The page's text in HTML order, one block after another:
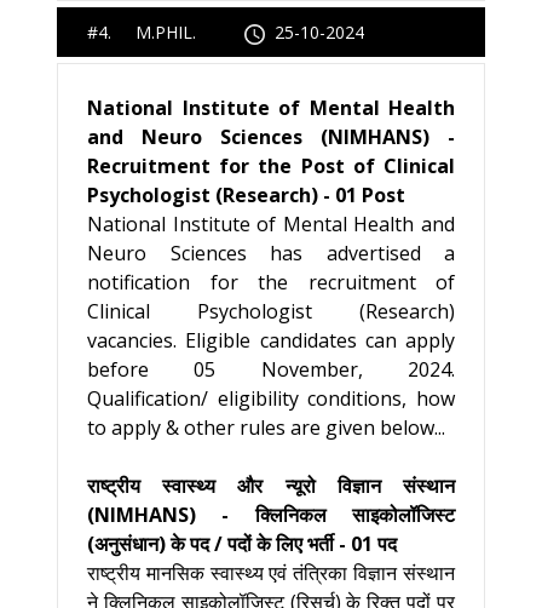
#4. M.PHIL. 25-10-2024
National Institute of Mental Health
and Neuro Sciences (NIMHANS) -
Recruitment for the Post of Clinical
Psychologist (Research) - 01 Post
National Institute of Mental Health and
Neuro Sciences has advertised a
notification for the recruitment of
Clinical Psychologist (Research)
vacancies. Eligible candidates can apply
before 05 November, 2024.
Qualification/ eligibility conditions, how
to apply & other rules are given below...
राष्ट्रीय स्वास्थ्य और न्यूरो विज्ञान संस्थान
(NIMHANS) - क्लिनिकल साइकोलॉजिस्ट
(अनुसंधान) के पद / पदों के लिए भर्ती - 01 पद
राष्ट्रीय मानसिक स्वास्थ्य एवं तंत्रिका विज्ञान संस्थान
ने क्लिनिकल साइकोलॉजिस्ट (रिसर्च) के रिक्त पदों पर